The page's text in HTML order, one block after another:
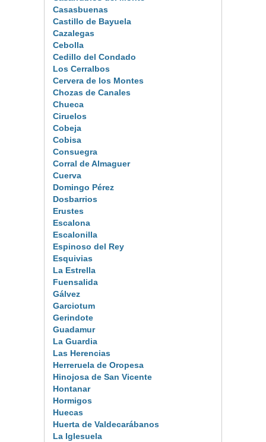
Casasbuenas
Castillo de Bayuela
Cazalegas
Cebolla
Cedillo del Condado
Los Cerralbos
Cervera de los Montes
Chozas de Canales
Chueca
Ciruelos
Cobeja
Cobisa
Consuegra
Corral de Almaguer
Cuerva
Domingo Pérez
Dosbarrios
Erustes
Escalona
Escalonilla
Espinoso del Rey
Esquivias
La Estrella
Fuensalida
Gálvez
Garciotum
Gerindote
Guadamur
La Guardia
Las Herencias
Herreruela de Oropesa
Hinojosa de San Vicente
Hontanar
Hormigos
Huecas
Huerta de Valdecarábanos
La Iglesuela